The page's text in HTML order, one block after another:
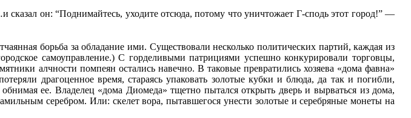
он: “Поднимайтесь, уходите отсюда, потому что уничтожает Г-сподь этот город!” —
борьба за обладание ими. Существовали несколько политических партий, каждая из
самоуправление.) С горделивыми патрициями успешно конкурировали торговцы,
алчности помпеян остались навечно. В таковые превратились хозяева «дома фавна»
драгоценное время, стараясь упаковать золотые кубки и блюда, да так и погибли,
ее. Владелец «дома Диомеда» тщетно пытался открыть дверь и вырваться из дома,
серебром. Или: скелет вора, пытавшегося унести золотые и серебряные монеты на